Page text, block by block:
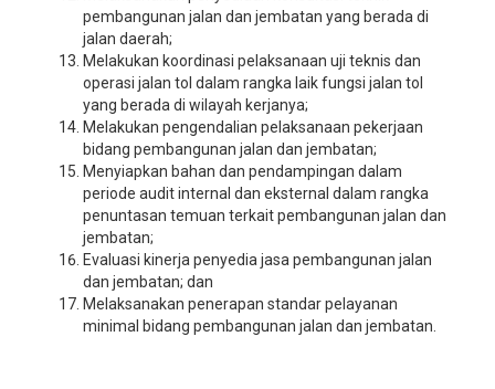
pembangunan jalan dan jembatan yang berada di
jalan daerah;
Melakukan koordinasi pelaksanaan uji teknis dan
operasi jalan tol dalam rangka laik fungsi jalan tol
yang berada di wilayah kerjanya;
Melakukan pengendalian pelaksanaan pekerjaan
bidang pembangunan jalan dan jembatan;
Menyiapkan bahan dan pendampingan dalam
periode audit internal dan eksternal dalam rangka
penuntasan temuan terkait pembangunan jalan dan
jembatan;
Evaluasi kinerja penyedia jasa pembangunan jalan
dan jembatan; dan
Melaksanakan penerapan standar pelayanan
minimal bidang pembangunan jalan dan jembatan.